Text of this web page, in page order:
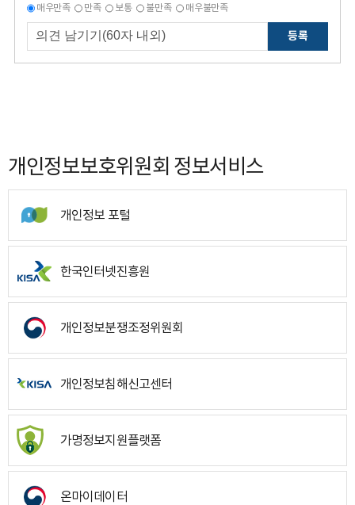
매우만족 만족 보통 불만족 매우불만족
등록
개인정보보호위원회 정보서비스
개인정보 포털
한국인터넷진흥원
개인정보분쟁조정위원회
개인정보침해신고센터
가명정보지원플랫폼
온마이데이터